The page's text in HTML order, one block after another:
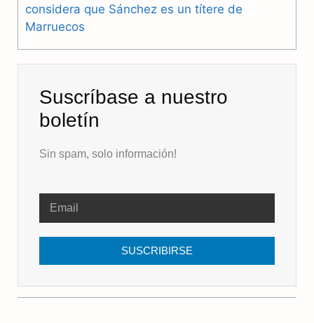
considera que Sánchez es un títere de
Marruecos
Suscríbase a nuestro
boletín
Sin spam, solo información!
SUSCRIBIRSE